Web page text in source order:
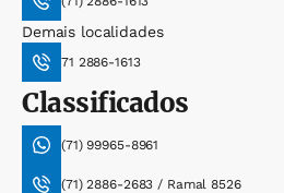
Demais localidades
71 2886-1613
Classificados
(71) 99965-8961
(71) 2886-2683 / Ramal 8526